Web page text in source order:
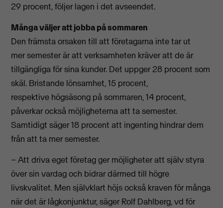
29 procent, följer lagen i det avseendet.
Många väljer att jobba på sommaren
Den främsta orsaken till att företagarna inte tar ut
mer semester är att verksamheten kräver att de är
tillgängliga för sina kunder. Det uppger 28 procent som
skäl. Bristande lönsamhet, 15 procent,
respektive högsäsong på sommaren, 14 procent,
påverkar också möjligheterna att ta semester.
Samtidigt säger 18 procent att ingenting hindrar dem
från att ta mer semester.
– Att driva eget företag ger möjligheter att själv styra
över sin vardag och bidrar därmed till högre
livskvalitet. Men självklart höjs också kraven för många
när det är lågkonjunktur, säger Rolf Dahlberg, vd för